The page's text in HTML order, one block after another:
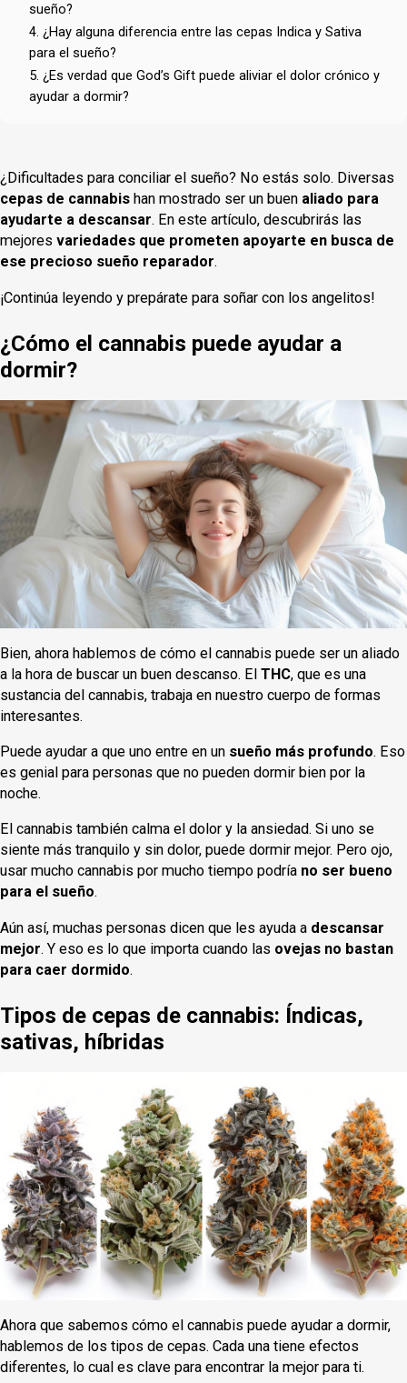
sueño?
4. ¿Hay alguna diferencia entre las cepas Indica y Sativa
para el sueño?
5. ¿Es verdad que God’s Gift puede aliviar el dolor crónico y
ayudar a dormir?
¿Dificultades para conciliar el sueño? No estás solo. Diversas
cepas de cannabis han mostrado ser un buen aliado para
ayudarte a descansar. En este artículo, descubrirás las
mejores variedades que prometen apoyarte en busca de
ese precioso sueño reparador.
¡Continúa leyendo y prepárate para soñar con los angelitos!
¿Cómo el cannabis puede ayudar a
dormir?
Bien, ahora hablemos de cómo el cannabis puede ser un aliado
a la hora de buscar un buen descanso. El THC, que es una
sustancia del cannabis, trabaja en nuestro cuerpo de formas
interesantes.
Puede ayudar a que uno entre en un sueño más profundo. Eso
es genial para personas que no pueden dormir bien por la
noche.
El cannabis también calma el dolor y la ansiedad. Si uno se
siente más tranquilo y sin dolor, puede dormir mejor. Pero ojo,
usar mucho cannabis por mucho tiempo podría no ser bueno
para el sueño.
Aún así, muchas personas dicen que les ayuda a descansar
mejor. Y eso es lo que importa cuando las ovejas no bastan
para caer dormido.
Tipos de cepas de cannabis: Índicas,
sativas, híbridas
Ahora que sabemos cómo el cannabis puede ayudar a dormir,
hablemos de los tipos de cepas. Cada una tiene efectos
diferentes, lo cual es clave para encontrar la mejor para ti.